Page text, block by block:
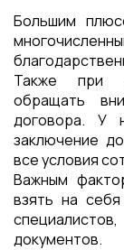
Большим
Также при
обращать
договора. У
заключение
все условия
Важным
взять на
документов.